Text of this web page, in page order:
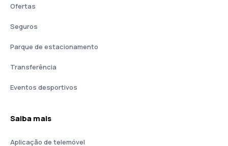
Ofertas
Seguros
Parque de estacionamento
Transferência
Eventos desportivos
Saiba mais
Aplicação de telemóvel